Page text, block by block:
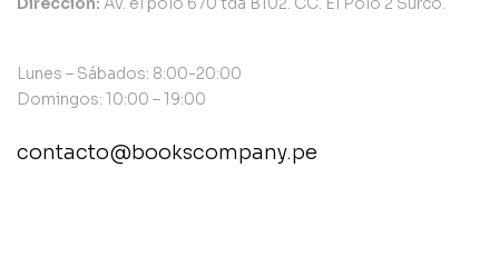
Lunes – Sábados: 8:00-20:00
Domingos: 10:00 – 19:00
contacto@bookscompany.pe